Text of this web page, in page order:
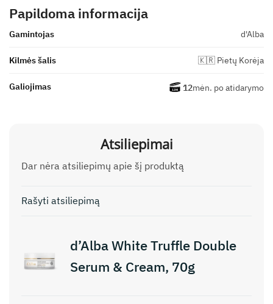
Papildoma informacija
Gamintojas d'Alba
Kilmės šalis 🇰🇷 Pietų Korėja
Galiojimas 12mėn. po atidarymo
Atsiliepimai
Dar nėra atsiliepimų apie šį produktą
Rašyti atsiliepimą
d’Alba White Truffle Double
Serum & Cream, 70g